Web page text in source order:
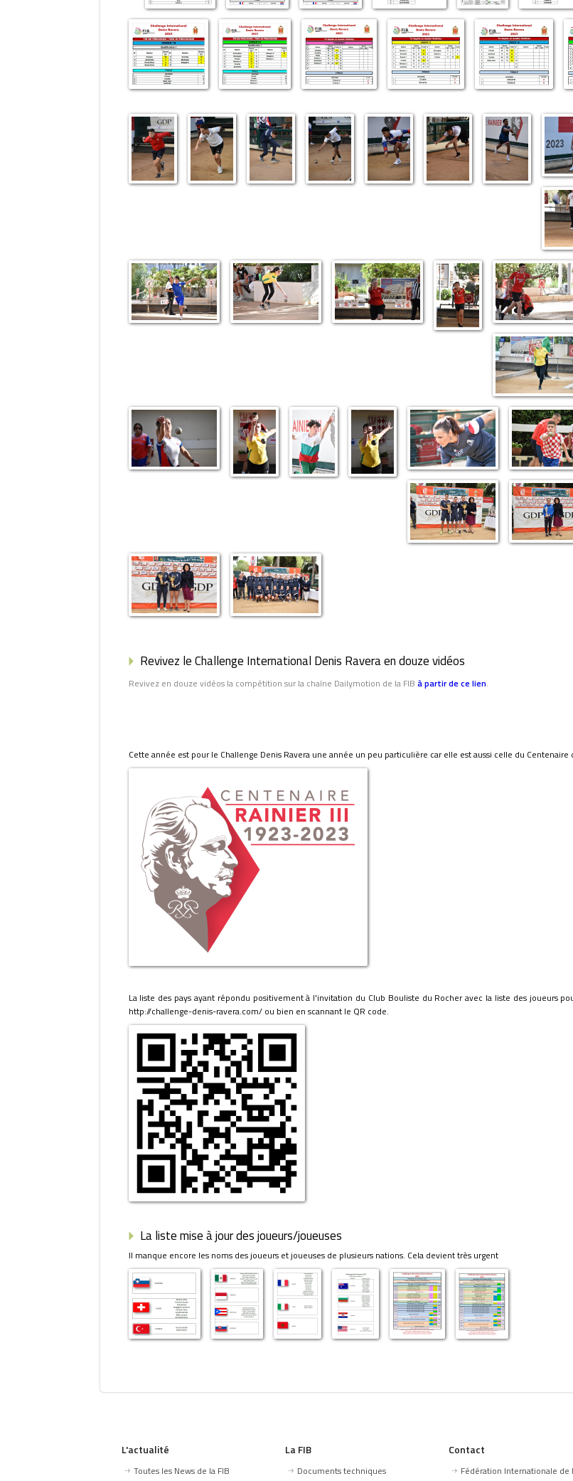
Revivez le Challenge International Denis Ravera en douze vidéos
Revivez en douze vidéos la compétition sur la chaîne Dailymotion de la FIB à partir de ce lien.
Cette année est pour le Challenge Denis Ravera une année un peu particulière car elle est aussi celle du
La liste des pays ayant répondu positivement à l'invitation du Club Bouliste du Rocher avec la liste des joueurs
http://challenge-denis-ravera.com/ ou bien en scannant le QR code.
La liste mise à jour des joueurs/joueuses
Il manque encore les noms des joueurs et joueuses de plusieurs nations. Cela devient très urgent
L'actualité
Toutes les News de la FIB
La FIB
Documents techniques
Contact
Fédération Internationale de